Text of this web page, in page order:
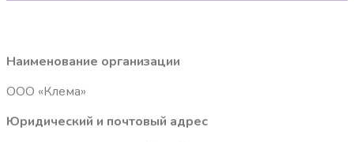
Наименование организации
ООО «Клема»
Юридический и почтовый адрес